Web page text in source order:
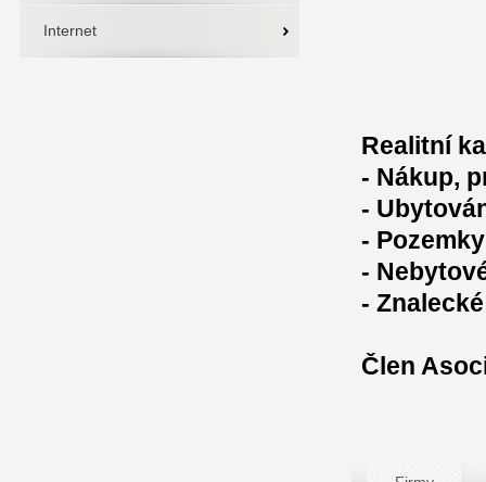
Internet
Realitní
- Nákup,
-
- Pozemky
-
-
Člen